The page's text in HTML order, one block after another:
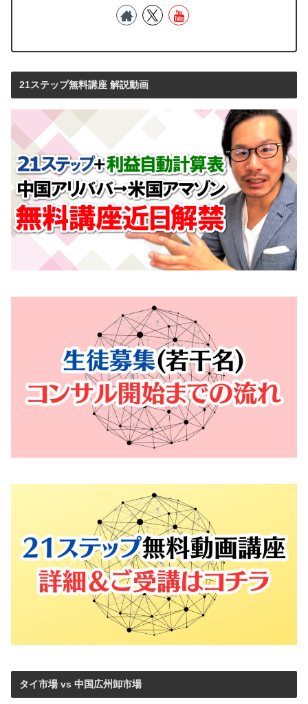
21ステップ無料講座 解説動画
タイ市場 vs 中国広州卸市場